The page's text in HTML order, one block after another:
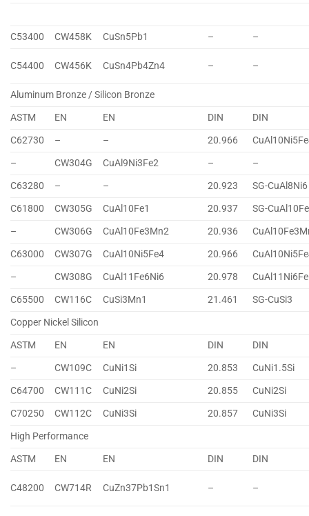
C53400 CW458K CuSn5Pb1 – –
C54400 CW456K CuSn4Pb4Zn4 – –
Aluminum Bronze / Silicon Bronze
ASTM
EN EN DIN
DIN
C62730
– – 20.966
–
CW304G CuAl9Ni3Fe2 –
–
C63280
– – 20.923
SG-CuAl8Ni6
C61800
CW305G CuAl10Fe1 20.937
SG-CuAl10Fe
–
CW306G CuAl10Fe3Mn2 20.936
C63000
CW307G CuAl10Ni5Fe4 20.966
–
CW308G CuAl11Fe6Ni6 20.978
C65500
CW116C CuSi3Mn1 21.461
SG-CuSi3
Copper Nickel Silicon
ASTM
EN EN DIN
DIN
–
CW109C CuNi1Si 20.853
CuNi1.5Si
C64700
CW111C CuNi2Si 20.855
CuNi2Si
C70250
CW112C CuNi3Si 20.857
CuNi3Si
High Performance
ASTM
EN EN DIN DIN
C48200 CW714R CuZn37Pb1Sn1 – –